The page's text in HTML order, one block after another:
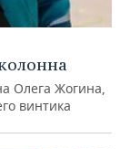
Олега Жогина,
винтика